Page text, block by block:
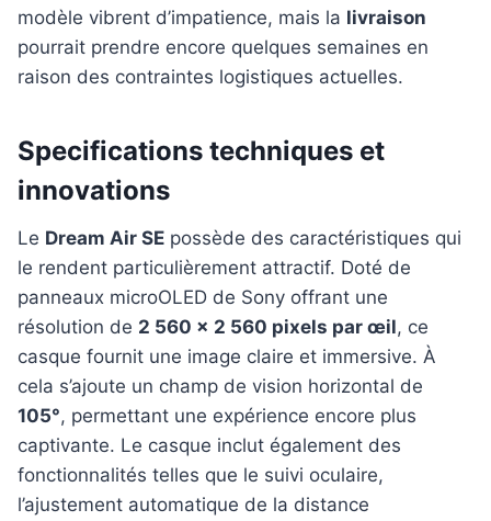
modèle vibrent d’impatience, mais la livraison
pourrait prendre encore quelques semaines en
raison des contraintes logistiques actuelles.
Specifications techniques et
innovations
Le Dream Air SE possède des caractéristiques qui
le rendent particulièrement attractif. Doté de
panneaux microOLED de Sony offrant une
résolution de 2 560 x 2 560 pixels par œil, ce
casque fournit une image claire et immersive. À
cela s’ajoute un champ de vision horizontal de
105°, permettant une expérience encore plus
captivante. Le casque inclut également des
fonctionnalités telles que le suivi oculaire,
l’ajustement automatique de la distance